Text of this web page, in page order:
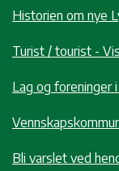
Historien om nye
Turist / tourist -
Lag og foreninger
Bli varslet ved